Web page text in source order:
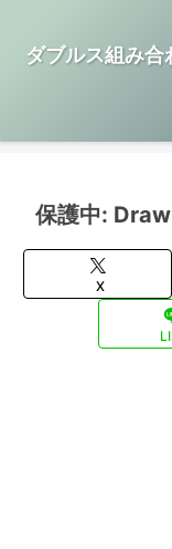
ダブルス組み
保護中:
X